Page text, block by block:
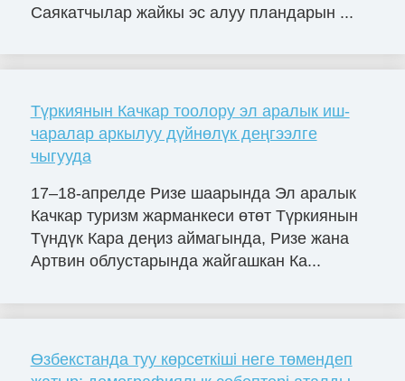
Саякатчылар жайкы эс алуу пландарын ...
Түркиянын Качкар тоолору эл аралык иш-
чаралар аркылуу дүйнөлүк деңгээлге
чыгууда
17–18-апрелде Ризе шаарында Эл аралык
Качкар туризм жарманкеси өтөт Түркиянын
Түндүк Кара деңиз аймагында, Ризе жана
Артвин облустарында жайгашкан Ка...
Өзбекстанда туу көрсеткіші неге төмендеп